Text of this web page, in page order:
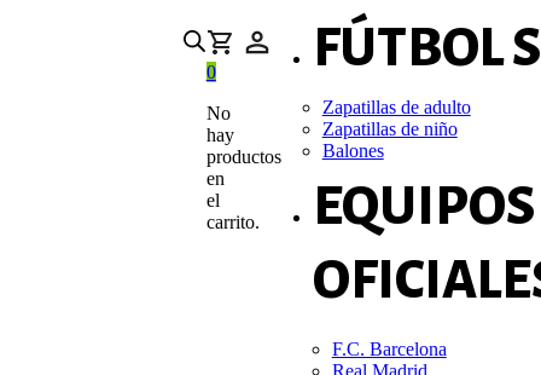
0
No
hay
productos
en
el
carrito.
FÚTBOL
Zapatillas de adulto
Zapatillas de niño
Balones
EQUIPOS
F.C. Barcelona
Real Madrid